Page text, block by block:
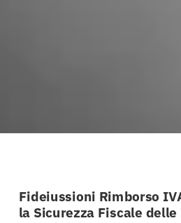
Fideiussioni Rimborso
la Sicurezza Fiscale